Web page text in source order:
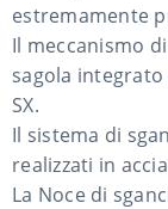
estremamente
Il meccanismo
sagola
SX.
Il sistema di
realizzati in
La Noce di